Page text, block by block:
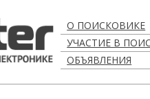
О ПОИСКОВИКЕ
УЧАСТИЕ В
ОБЪЯВЛЕНИЯ